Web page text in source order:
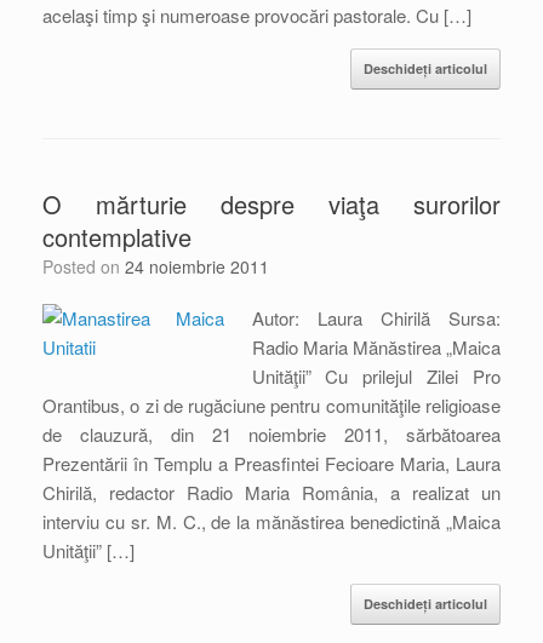
acelaşi timp şi numeroase provocări pastorale. Cu […]
Deschideți articolul
O mărturie despre viaţa surorilor
contemplative
Posted on 24 noiembrie 2011
Autor: Laura Chirilă Sursa:
Radio Maria Mănăstirea „Maica
Unităţii” Cu prilejul Zilei Pro
Orantibus, o zi de rugăciune pentru comunităţile religioase
de clauzură, din 21 noiembrie 2011, sărbătoarea
Prezentării în Templu a Preasfintei Fecioare Maria, Laura
Chirilă, redactor Radio Maria România, a realizat un
interviu cu sr. M. C., de la mănăstirea benedictină „Maica
Unităţii” […]
Deschideți articolul